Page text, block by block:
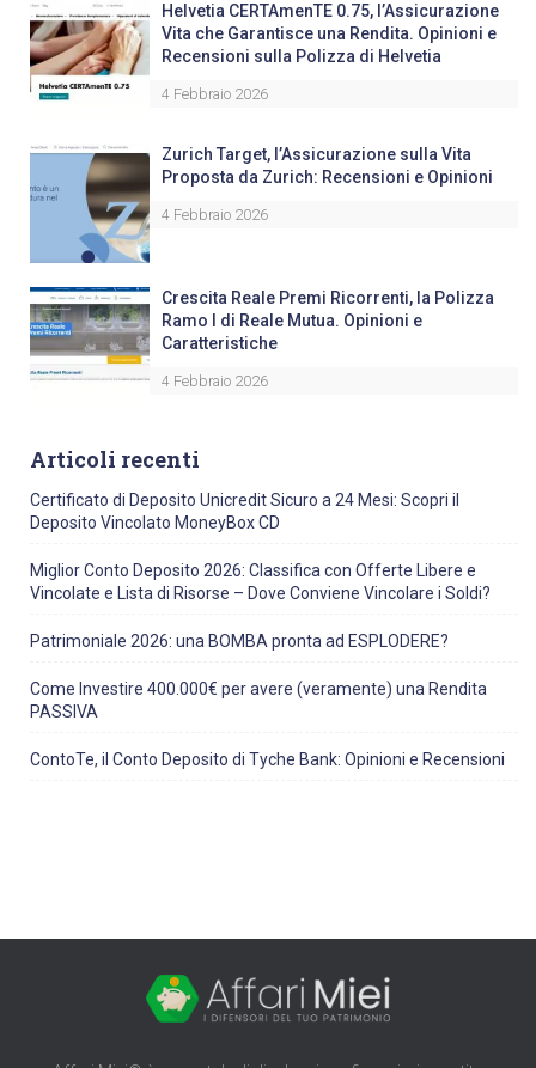
Helvetia CERTAmenTE 0.75, l’Assicurazione
Vita che Garantisce una Rendita. Opinioni e
Recensioni sulla Polizza di Helvetia
4 Febbraio 2026
Zurich Target, l’Assicurazione sulla Vita
Proposta da Zurich: Recensioni e Opinioni
4 Febbraio 2026
Crescita Reale Premi Ricorrenti, la Polizza
Ramo I di Reale Mutua. Opinioni e
Caratteristiche
4 Febbraio 2026
Articoli recenti
Certificato di Deposito Unicredit Sicuro a 24 Mesi: Scopri il
Deposito Vincolato MoneyBox CD
Miglior Conto Deposito 2026: Classifica con Offerte Libere e
Vincolate e Lista di Risorse – Dove Conviene Vincolare i Soldi?
Patrimoniale 2026: una BOMBA pronta ad ESPLODERE?
Come Investire 400.000€ per avere (veramente) una Rendita
PASSIVA
ContoTe, il Conto Deposito di Tyche Bank: Opinioni e Recensioni